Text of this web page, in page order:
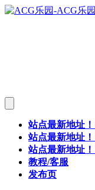
站点最新地址！
站点最新地址！
站点最新地址！
教程/客服
发布页